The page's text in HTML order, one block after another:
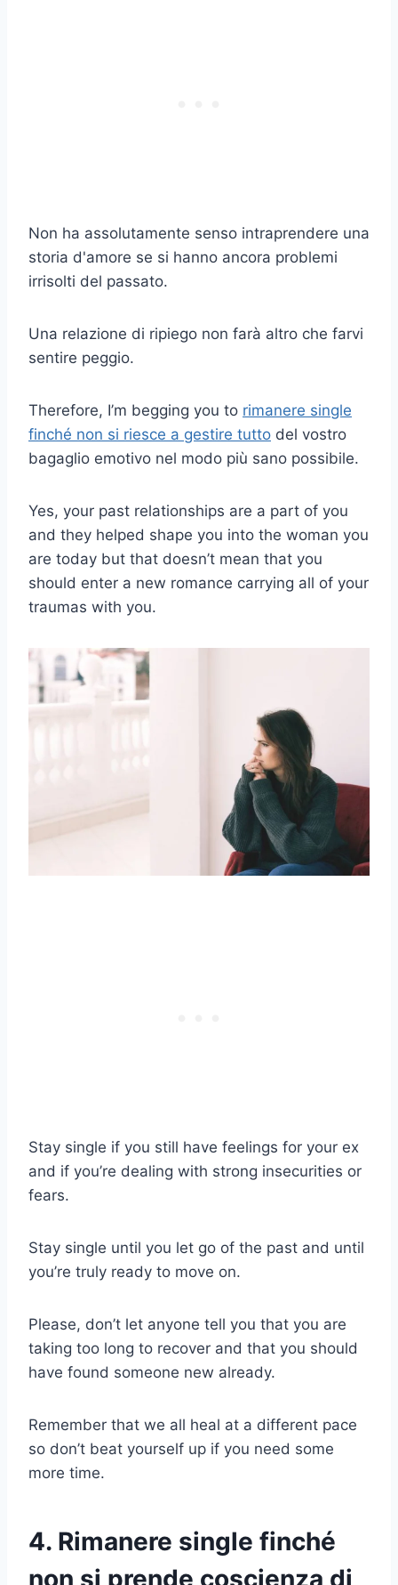
Non ha assolutamente senso intraprendere una
storia d'amore se si hanno ancora problemi
irrisolti del passato.
Una relazione di ripiego non farà altro che farvi
sentire peggio.
Therefore, I’m begging you to rimanere single
finché non si riesce a gestire tutto del vostro
bagaglio emotivo nel modo più sano possibile.
Yes, your past relationships are a part of you
and they helped shape you into the woman you
are today but that doesn’t mean that you
should enter a new romance carrying all of your
traumas with you.
Stay single if you still have feelings for your ex
and if you’re dealing with strong insecurities or
fears.
Stay single until you let go of the past and until
you’re truly ready to move on.
Please, don’t let anyone tell you that you are
taking too long to recover and that you should
have found someone new already.
Remember that we all heal at a different pace
so don’t beat yourself up if you need some
more time.
4. Rimanere single finché